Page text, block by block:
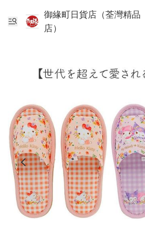
御緣町日貨店（荃灣精品
店）